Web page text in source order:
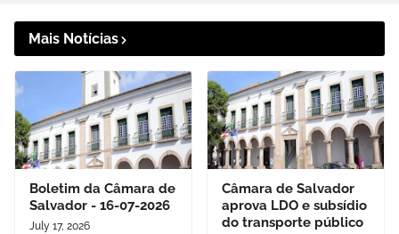
Mais Notícias
Boletim da Câmara de
Salvador - 16-07-2026
July 17, 2026
Câmara de Salvador
aprova LDO e subsídio
do transporte público